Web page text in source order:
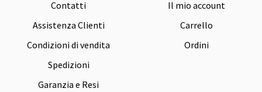
Contatti
Assistenza Clienti
Condizioni di vendita
Spedizioni
Garanzia e Resi
Il mio account
Carrello
Ordini